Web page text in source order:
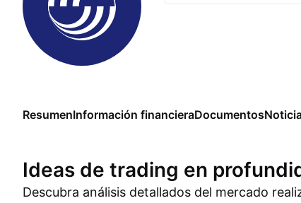
ResumenInformación financieraDocumentos
Ideas de trading en
Descubra análisis detallados del mercado